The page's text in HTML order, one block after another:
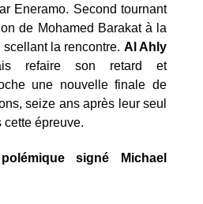
Eneramo. Second tournant
de Mohamed Barakat à la
la rencontre. Al Ahly
refaire son retard et
une nouvelle finale de
seize ans après leur seul
cette épreuve.
signé Michael